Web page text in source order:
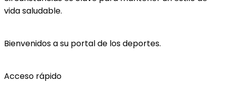
vida saludable.
Bienvenidos a su portal de los deportes.
Acceso rápido